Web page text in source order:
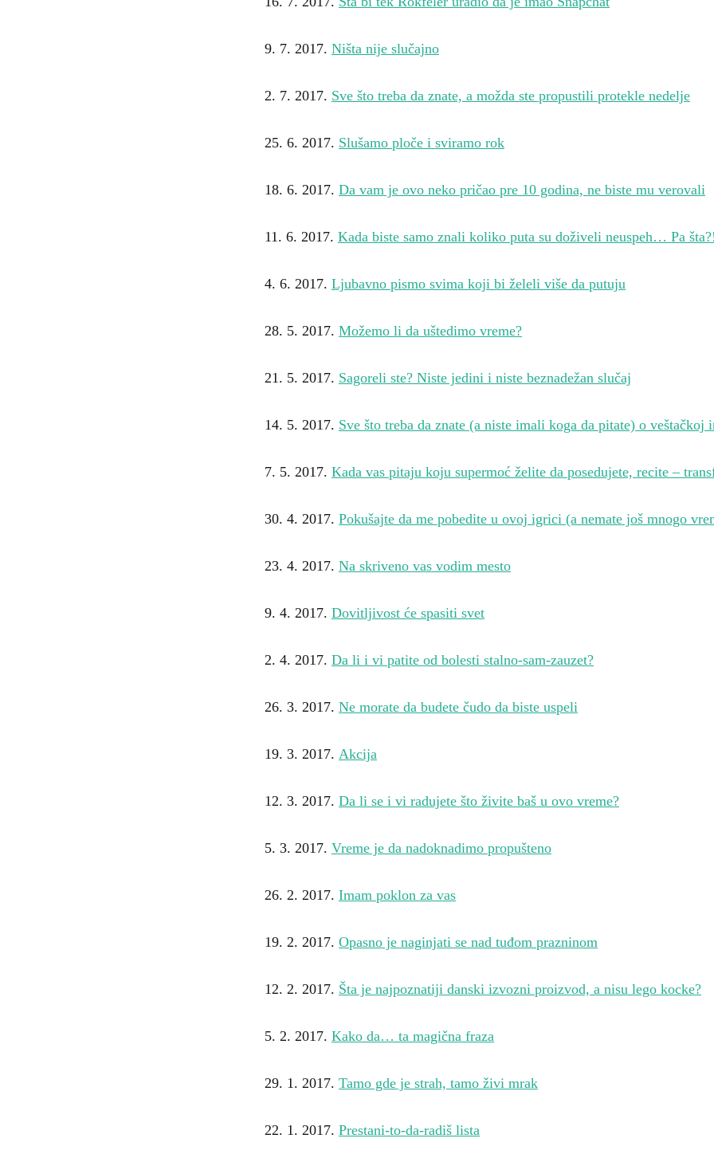
9. 7. 2017. Ništa nije slučajno
2. 7. 2017. Sve što treba da znate, a možda ste propustili protekle nedelje
25. 6. 2017. Slušamo ploče i sviramo rok
18. 6. 2017. Da vam je ovo neko pričao pre 10 godina, ne biste mu verovali
11. 6. 2017. Kada biste samo znali koliko puta su doživeli neuspeh… Pa
4. 6. 2017. Ljubavno pismo svima koji bi želeli više da putuju
28. 5. 2017. Možemo li da uštedimo vreme?
21. 5. 2017. Sagoreli ste? Niste jedini i niste beznadežan slučaj
14. 5. 2017. Sve što treba da znate (a niste imali koga da pitate) o veštačkoj
7. 5. 2017. Kada vas pitaju koju supermoć želite da posedujete, recite –
30. 4. 2017. Pokušajte da me pobedite u ovoj igrici (a nemate još mnogo
23. 4. 2017. Na skriveno vas vodim mesto
9. 4. 2017. Dovitljivost će spasiti svet
2. 4. 2017. Da li i vi patite od bolesti stalno-sam-zauzet?
26. 3. 2017. Ne morate da budete čudo da biste uspeli
19. 3. 2017. Akcija
12. 3. 2017. Da li se i vi radujete što živite baš u ovo vreme?
5. 3. 2017. Vreme je da nadoknadimo propušteno
26. 2. 2017. Imam poklon za vas
19. 2. 2017. Opasno je naginjati se nad tuđom prazninom
12. 2. 2017. Šta je najpoznatiji danski izvozni proizvod, a nisu lego kocke?
5. 2. 2017. Kako da… ta magična fraza
29. 1. 2017. Tamo gde je strah, tamo živi mrak
22. 1. 2017. Prestani-to-da-radiš lista